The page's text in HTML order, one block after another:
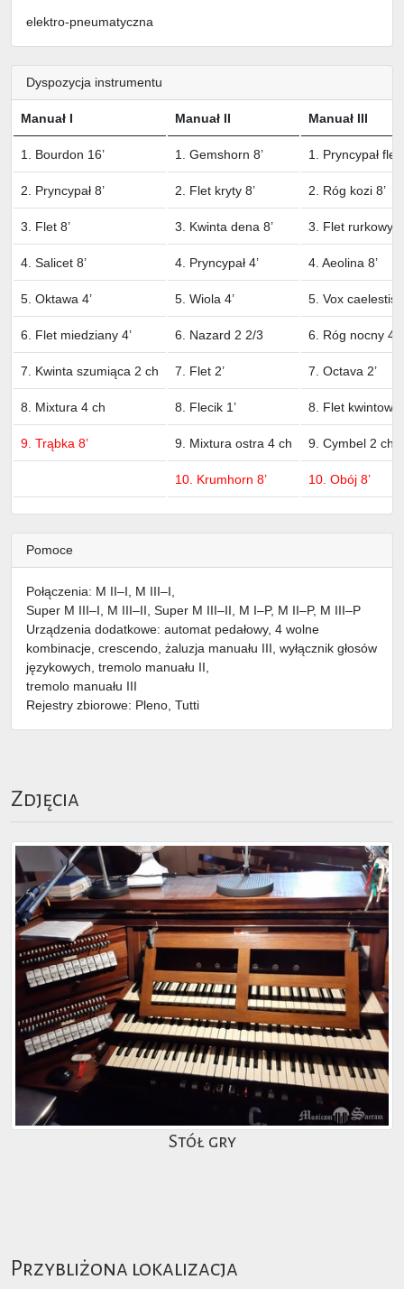
elektro-pneumatyczna
Dyspozycja instrumentu
Manuał I Manuał II Manuał III
1. Bourdon 16’ 1. Gemshorn 8’ 1. Pryncypał
2. Pryncypał 8’ 2. Flet kryty 8’ 2. Róg kozi 8’
3. Flet 8’ 3. Kwinta dena 8’ 3. Flet rurkowy
4. Salicet 8’ 4. Pryncypał 4’ 4. Aeolina 8’
5. Oktawa 4’ 5. Wiola 4’ 5. Vox caelestis
6. Flet miedziany 4’ 6. Nazard 2 2/3 6. Róg nocny 4’
7. Kwinta szumiąca 2 ch 7. Flet 2’ 7. Octava 2’
8. Mixtura 4 ch 8. Flecik 1’ 8. Flet kwintowy
9. Trąbka 8’ 9. Mixtura ostra 4 ch 9. Cymbel 2 ch
10. Krumhorn 8’ 10. Obój 8’
Pomoce
Połączenia: M II–I, M III–I,
Super M III–I, M III–II, Super M III–II, M I–P, M II–P, M III–P
Urządzenia dodatkowe: automat pedałowy, 4 wolne
kombinacje, crescendo, żaluzja manuału III, wyłącznik głosów
językowych, tremolo manuału II,
tremolo manuału III
Rejestry zbiorowe: Pleno, Tutti
Zdjęcia
Stół gry
Przybliżona lokalizacja